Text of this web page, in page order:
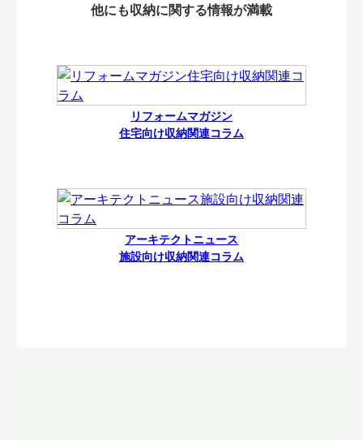
他にも収納に関する情報が満載
リフォームマガジン
住宅向け収納関連コラム
アーキテクトニュース
施設向け収納関連コラム